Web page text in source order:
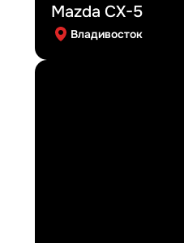
Mazda CX-5
Владивосток